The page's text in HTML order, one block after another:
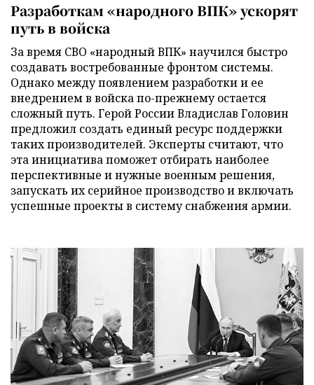
Разработкам «народного ВПК» ускорят
путь в войска
За время СВО «народный ВПК» научился быстро
создавать востребованные фронтом системы.
Однако между появлением разработки и ее
внедрением в войска по-прежнему остается
сложный путь. Герой России Владислав Головин
предложил создать единый ресурс поддержки
таких производителей. Эксперты считают, что
эта инициатива поможет отбирать наиболее
перспективные и нужные военным решения,
запускать их серийное производство и включать
успешные проекты в систему снабжения армии.